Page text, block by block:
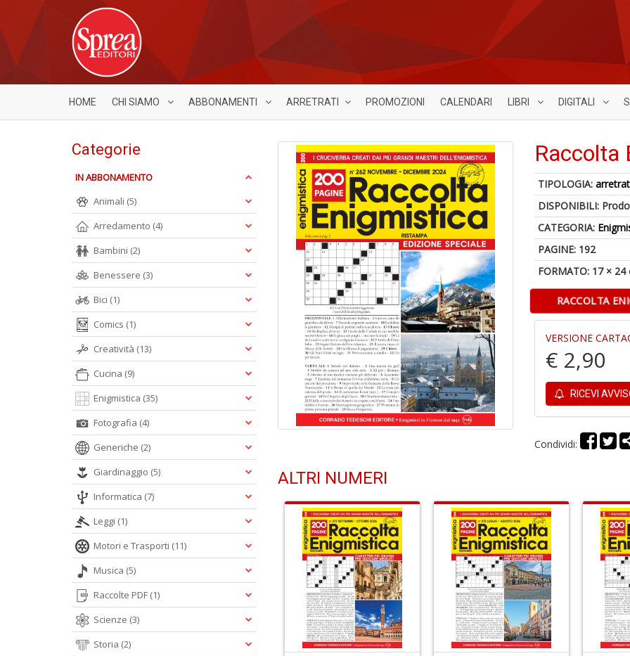
HOME CHI SIAMO ABBONAMENTI ARRETRATI PROMOZIONI CALENDARI LIBRI DIGITALI
Raccolta
TIPOLOGIA:
DISPONIBILI:
CATEGORIA:
PAGINE: 192
FORMATO: 17 × 24
RACCOLTA
VERSIONE
€ 2,90
RICEVI
Condividi:
ALTRI NUMERI
Categorie
IN ABBONAMENTO
Animali (5)
Arredamento (4)
Bambini (2)
Benessere (3)
Bici (1)
Comics (1)
Creatività (13)
Cucina (9)
Enigmistica (35)
Fotografia (4)
Generiche (2)
Giardinaggio (5)
Informatica (7)
Leggi (1)
Motori e Trasporti (11)
Musica (5)
Raccolte PDF (1)
Scienze (3)
Storia (2)